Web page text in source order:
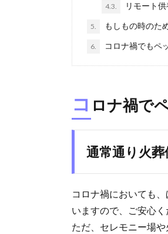
4.3. リモート
5. もしもの時のた
6. コロナ禍でもペ
コ ロナ禍で
通常通り火
コロナ禍においても
いますので、ご安心く
ただ、セレモニー場